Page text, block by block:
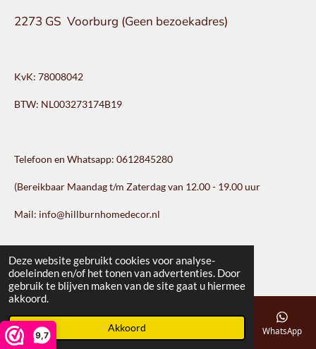
Deze website gebruikt cookies voor analyse-
doeleinden en/of het tonen van advertenties. Door
gebruik te blijven maken van de site gaat u hiermee
akkoord.
Akkoord
9,7
2273 GS Voorburg (Geen bezoekadres)
KvK: 78008042
BTW: NL003273174B19
Telefoon en Whatsapp: 0612845280
(Bereikbaar Maandag t/m Zaterdag van 12.00 - 19.00 uur
Mail: info@hillburnhomedecor.nl
Hillburn Homedecor
E-mailadres Telefoonnummer WhatsApp